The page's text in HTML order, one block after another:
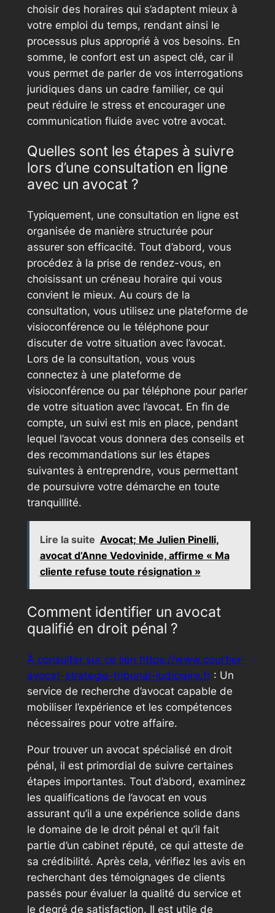
choisir des horaires qui s’adaptent mieux à
votre emploi du temps, rendant ainsi le
processus plus approprié à vos besoins. En
somme, le confort est un aspect clé, car il
vous permet de parler de vos interrogations
juridiques dans un cadre familier, ce qui
peut réduire le stress et encourager une
communication fluide avec votre avocat.
Quelles sont les étapes à suivre
lors d’une consultation en ligne
avec un avocat ?
Typiquement, une consultation en ligne est
organisée de manière structurée pour
assurer son efficacité. Tout d’abord, vous
procédez à la prise de rendez-vous, en
choisissant un créneau horaire qui vous
convient le mieux. Au cours de la
consultation, vous utilisez une plateforme de
visioconférence ou le téléphone pour
discuter de votre situation avec l’avocat.
Lors de la consultation, vous vous
connectez à une plateforme de
visioconférence ou par téléphone pour parler
de votre situation avec l’avocat. En fin de
compte, un suivi est mis en place, pendant
lequel l’avocat vous donnera des conseils et
des recommandations sur les étapes
suivantes à entreprendre, vous permettant
de poursuivre votre démarche en toute
tranquillité.
Lire la suite Avocat; Me Julien Pinelli,
avocat d’Anne Vedovinide, affirme « Ma
cliente refuse toute résignation »
Comment identifier un avocat
qualifié en droit pénal ?
À consulter sur ce lien https://www.courtier-
avocat-strategie-tribunal-judiciaire.fr: Un
service de recherche d’avocat capable de
mobiliser l’expérience et les compétences
nécessaires pour votre affaire.
Pour trouver un avocat spécialisé en droit
pénal, il est primordial de suivre certaines
étapes importantes. Tout d’abord, examinez
les qualifications de l’avocat en vous
assurant qu’il a une expérience solide dans
le domaine de le droit pénal et qu’il fait
partie d’un cabinet réputé, ce qui atteste de
sa crédibilité. Après cela, vérifiez les avis en
recherchant des témoignages de clients
passés pour évaluer la qualité du service et
le degré de satisfaction. Il est utile de